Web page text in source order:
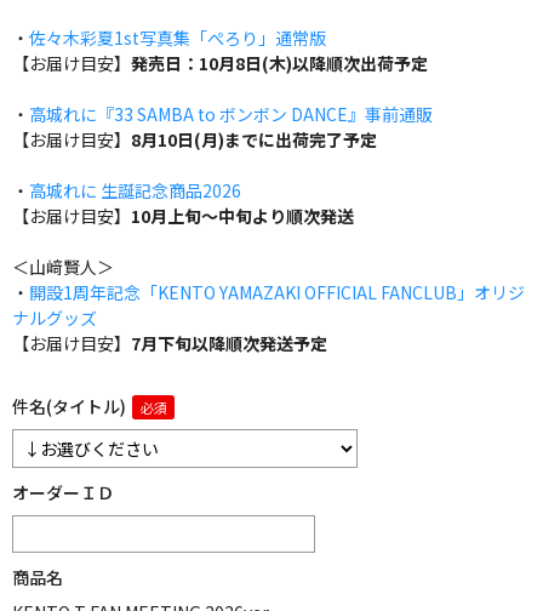
・ 佐々木彩夏1st写真集「ぺろり」通常版
【お届け目安】 発売日：10月8日(木)以降順次出荷予定
・ 高城れに『33 SAMBA to ボンボン DANCE』事前通販
【お届け目安】 8月10日(月)までに出荷完了予定
・ 高城れに 生誕記念商品2026
【お届け目安】 10月上旬～中旬より順次発送
＜山﨑賢人＞
・ 開設1周年記念「KENTO YAMAZAKI OFFICIAL FANCLUB」オリジ
ナルグッズ
【お届け目安】 7月下旬以降順次発送予定
件名(タイトル)
オーダーＩＤ
商品名